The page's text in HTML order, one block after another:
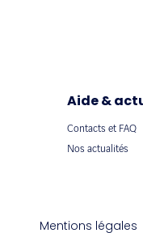
Aide &
Contacts et FAQ
Nos actualités
Mentions légales